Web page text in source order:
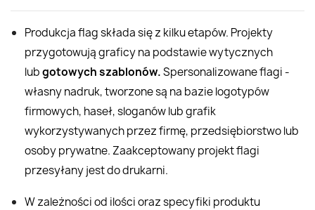
Produkcja flag składa się z kilku etapów. Projekty
przygotowują graficy na podstawie wytycznych
lubgotowych szablonów.Spersonalizowane flagi -
własny nadruk, tworzone są na bazie logotypów
firmowych, haseł, sloganów lub grafik
wykorzystywanych przez firmę, przedsiębiorstwo lub
osoby prywatne. Zaakceptowany projekt flagi
przesyłany jest do drukarni.
W zależności od ilości oraz specyfiki produktu